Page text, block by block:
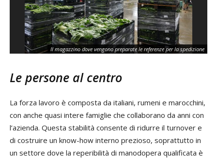
Il magazzino dove vengono preparate le referenze per la spedizione
Le persone al centro
La forza lavoro è composta da italiani, rumeni e marocchini,
con anche quasi intere famiglie che collaborano da anni con
l’azienda. Questa stabilità consente di ridurre il turnover e
di costruire un know-how interno prezioso, soprattutto in
un settore dove la reperibilità di manodopera qualificata è